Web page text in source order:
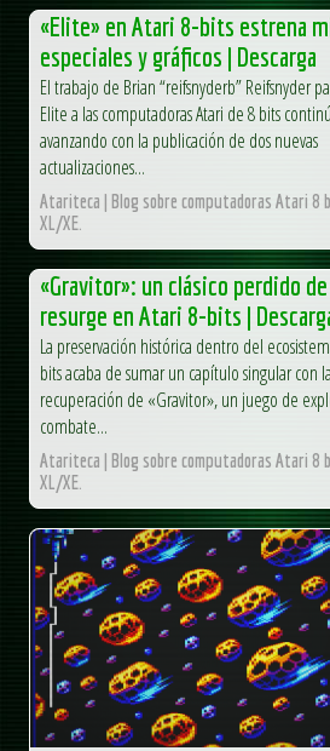
«Elite» en Atari 8-bits estrena
especiales y gráficos | Descarga
El trabajo de Brian “reifsnyderb” Reifsnyder
Elite a las computadoras Atari de 8 bits
avanzando con la publicación de dos nuevas
actualizaciones...
Atariteca | Blog sobre computadoras Atari 8
XL/XE.
«Gravitor»: un clásico perdido
resurge en Atari 8-bits |
La preservación histórica dentro del
bits acaba de sumar un capítulo singular con la
recuperación de «Gravitor», un juego de
combate...
Atariteca | Blog sobre computadoras Atari 8
XL/XE.